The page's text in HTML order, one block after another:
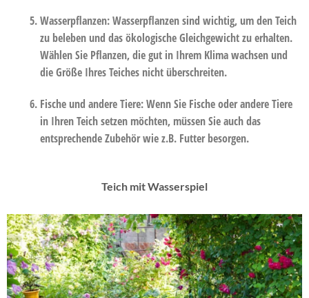
Wasserpflanzen:Wasserpflanzen sind wichtig, um den Teich
zu beleben und das ökologische Gleichgewicht zu erhalten.
Wählen Sie Pflanzen, die gut in Ihrem Klima wachsen und
die Größe Ihres Teiches nicht überschreiten.
Fische und andere Tiere: Wenn Sie Fische oder andere Tiere
in Ihren Teich setzen möchten, müssen Sie auch das
entsprechende Zubehör wie z.B. Futter besorgen.
Teich mit Wasserspiel